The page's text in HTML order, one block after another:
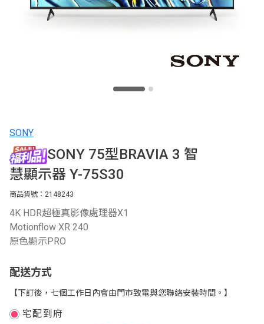
SONY
SONY 75型BRAVIA 3 智
慧顯示器 Y-75S30
商品貨號：2148243
4K HDR超極真影像處理器X1
Motionflow XR 240
原色顯示PRO
配送方式
【下訂後，七個工作日內會由門市致電與您聯絡安裝時間。】
宅配到府